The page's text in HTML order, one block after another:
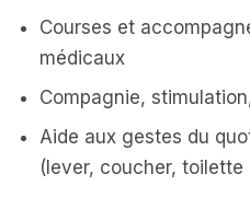
Courses et
médicaux
Compagnie,
Aide aux gestes du
(lever, coucher,